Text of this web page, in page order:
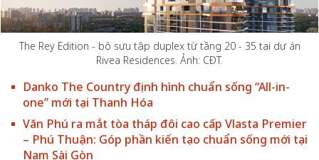
The Rey Edition - bộ sưu tập duplex từ tầng 20 - 35 tại dự án
Rivea Residences. Ảnh: CĐT.
Danko The Country định hình chuẩn sống “All-in-
one” mới tại Thanh Hóa
Văn Phú ra mắt tòa tháp đôi cao cấp Vlasta Premier
– Phú Thuận: Góp phần kiến tạo chuẩn sống mới tại
Nam Sài Gòn